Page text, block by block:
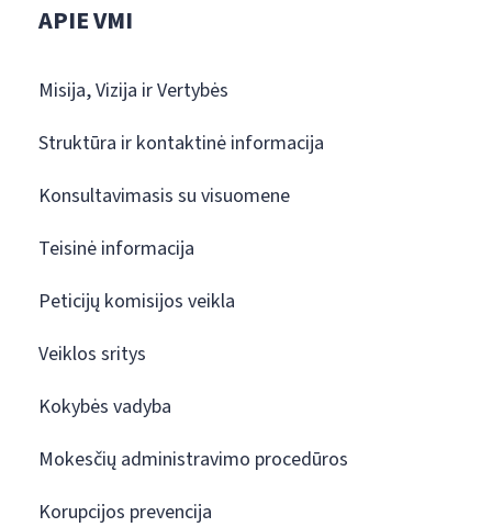
APIE VMI
Misija, Vizija ir Vertybės
Struktūra ir kontaktinė informacija
Konsultavimasis su visuomene
Teisinė informacija
Peticijų komisijos veikla
Veiklos sritys
Kokybės vadyba
Mokesčių administravimo procedūros
Korupcijos prevencija